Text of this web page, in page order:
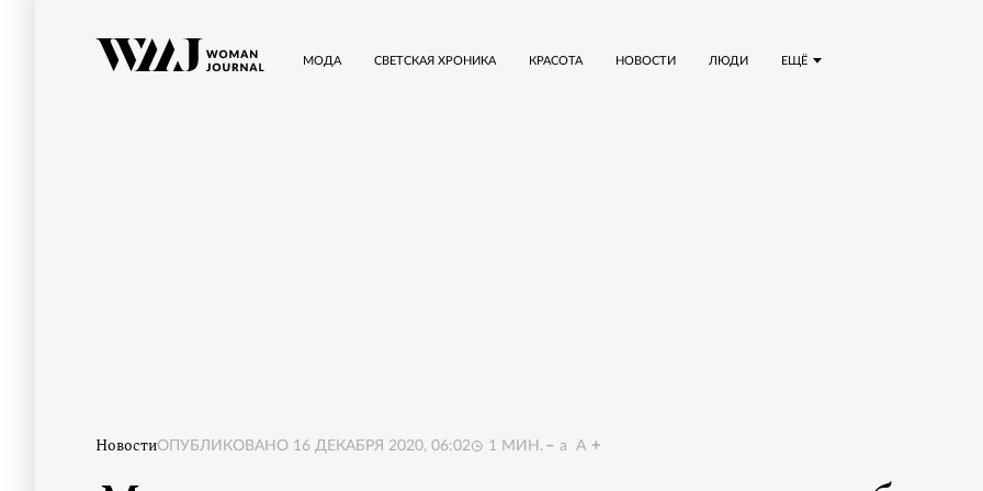
ЕЩЁ
МОДА СВЕТСКАЯ ХРОНИКА КРАСОТА НОВОСТИ ЛЮДИ
НовостиОПУБЛИКОВАНО 16 ДЕКАБРЯ 2020, 06:02 1 МИН. a A